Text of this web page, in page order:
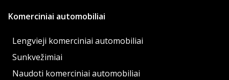
Komerciniai automobiliai
Lengvieji komerciniai automobiliai
Sunkvežimiai
Naudoti komerciniai automobiliai